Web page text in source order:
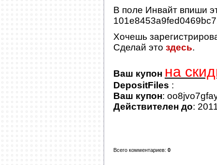
В поле Инвайт впиши
Хочешь
Сделай это здесь.
Ваш купон на
DepositFiles :
Ваш купон:
Действителен до:
Всего комментариев: 0